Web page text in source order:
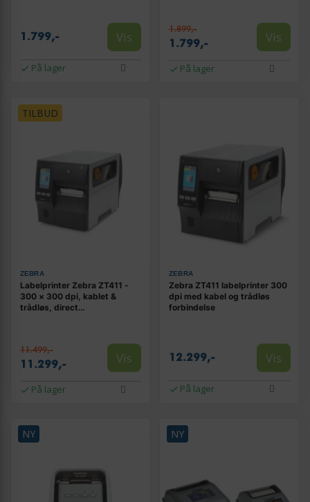
1.799,- Vis
På lager
1.899,-
1.799,- Vis
På lager
TILBUD
ZEBRA
Labelprinter Zebra ZT411 -
300 × 300 dpi, kablet &
trådløs, direct
11.499,-
11.299,- Vis
På lager
ZEBRA
Zebra ZT411 labelprinter 300
dpi med kabel og trådløs
forbindelse
12.299,- Vis
På lager
NY NY